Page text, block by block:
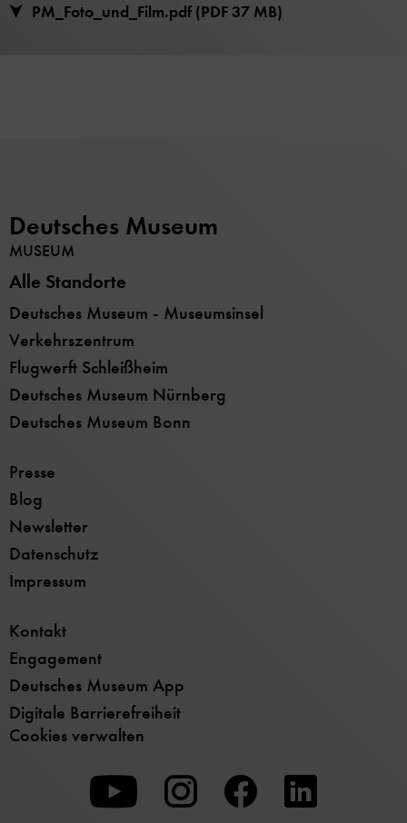
PM_Foto_und_Film.pdf (PDF 37 MB)
Deutsches Museum
MUSEUM
Alle Standorte
Deutsches Museum - Museumsinsel
Verkehrszentrum
Flugwerft Schleißheim
Deutsches Museum Nürnberg
Deutsches Museum Bonn
Presse
Blog
Newsletter
Datenschutz
Impressum
Kontakt
Engagement
Deutsches Museum App
Digitale Barrierefreiheit
Cookies verwalten
Zu
unserer
Zu
unserer
Zu
unserer